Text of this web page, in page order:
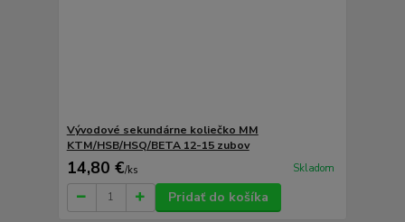
Vývodové sekundárne koliečko MM
KTM/HSB/HSQ/BETA 12-15 zubov
14,80 €/ks Skladom
Pridať do košíka